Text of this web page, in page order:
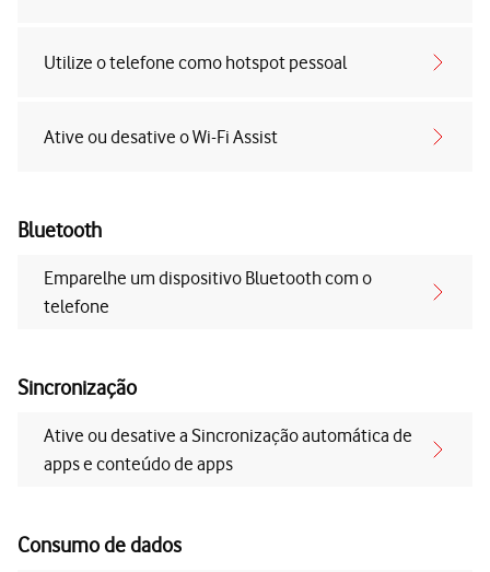
Utilize o telefone como hotspot pessoal
Ative ou desative o Wi-Fi Assist
Bluetooth
Emparelhe um dispositivo Bluetooth com o
telefone
Sincronização
Ative ou desative a Sincronização automática de
apps e conteúdo de apps
Consumo de dados